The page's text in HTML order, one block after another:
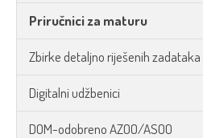
Priručnici za maturu
Zbirke detaljno riješenih zadataka
Digitalni udžbenici
DOM-odobreno AZOO/ASOO